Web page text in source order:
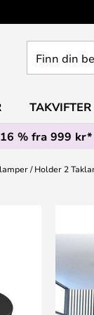
din
TAKVIFTER
16 % fra 999 kr*
Holder 2